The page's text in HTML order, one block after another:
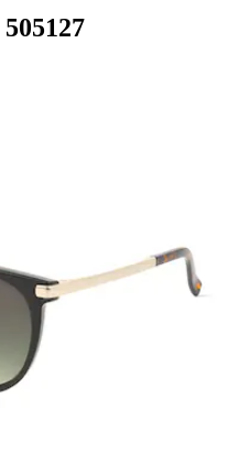
505127